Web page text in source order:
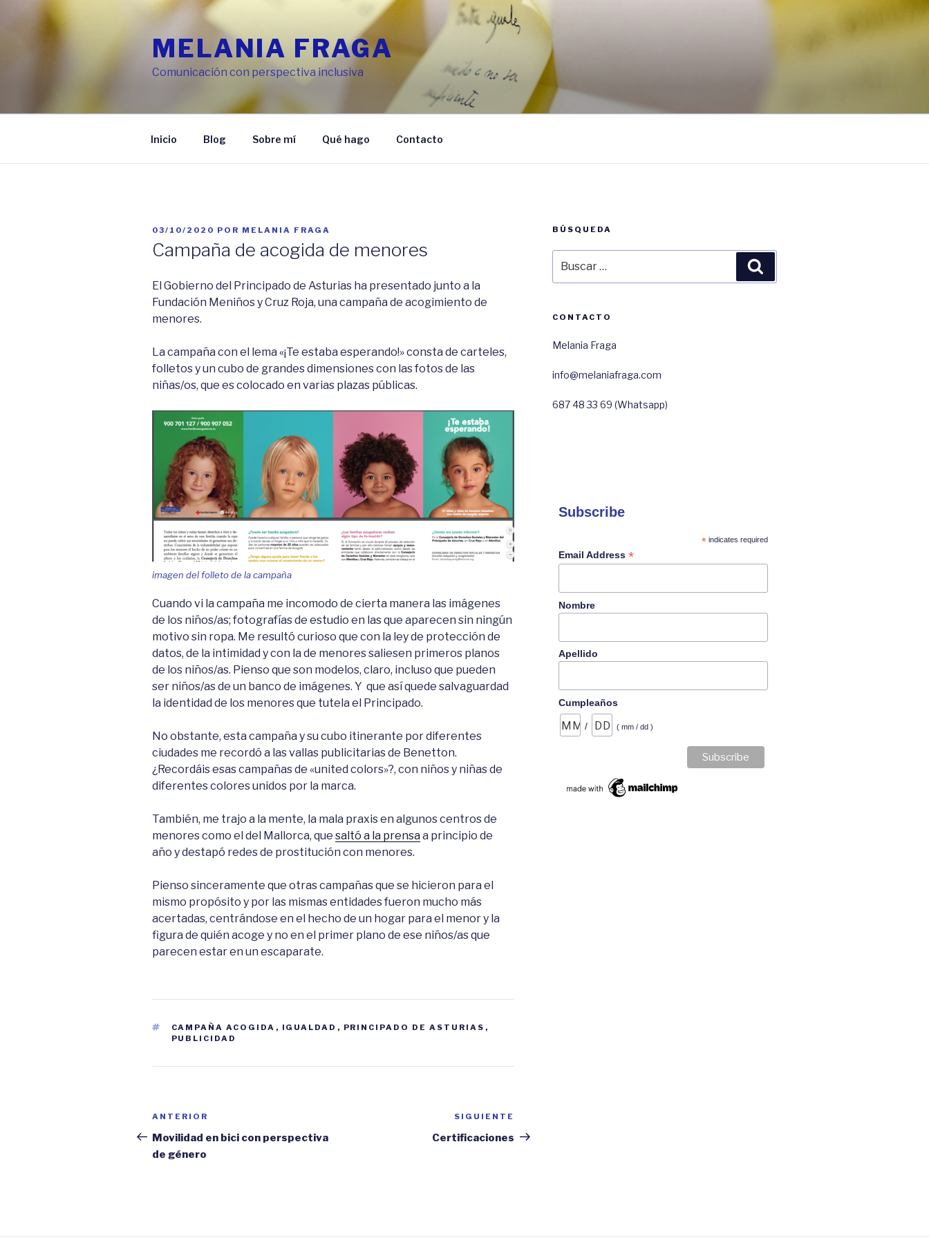
MELANIA FRAGA
Comunicación con perspectiva inclusiva
Inicio Blog Sobre mí Qué hago Contacto
PUBLICADO
03/10/2020 POR MELANIA FRAGA
Campaña de acogida de menores
El Gobierno del Principado de Asturias ha presentado junto a la
Fundación Meniños y Cruz Roja, una campaña de acogimiento de
menores.
La campaña con el lema «¡Te estaba esperando!» consta de carteles,
folletos y un cubo de grandes dimensiones con las fotos de las
niñas/os, que es colocado en varias plazas públicas.
imagen del folleto de la campaña
Cuando vi la campaña me incomodo de cierta manera las imágenes
de los niños/as; fotografías de estudio en las que aparecen sin ningún
motivo sin ropa. Me resultó curioso que con la ley de protección de
datos, de la intimidad y con la de menores saliesen primeros planos
de los niños/as. Pienso que son modelos, claro, incluso que pueden
ser niños/as de un banco de imágenes. Y que así quede salvaguardad
la identidad de los menores que tutela el Principado.
No obstante, esta campaña y su cubo itinerante por diferentes
ciudades me recordó a las vallas publicitarias de Benetton.
¿Recordáis esas campañas de «united colors»?, con niños y niñas de
diferentes colores unidos por la marca.
También, me trajo a la mente, la mala praxis en algunos centros de
menores como el del Mallorca, que saltó a la prensa a principio de
año y destapó redes de prostitución con menores.
Pienso sinceramente que otras campañas que se hicieron para el
mismo propósito y por las mismas entidades fueron mucho más
acertadas, centrándose en el hecho de un hogar para el menor y la
figura de quién acoge y no en el primer plano de ese niños/as que
parecen estar en un escaparate.
ETIQUETAS
CAMPAÑA ACOGIDA , IGUALDAD , PRINCIPADO DE ASTURIAS ,
PUBLICIDAD
Navegación
de
entradas
Entrada
anterior:
ANTERIOR
Movilidad en bici con perspectiva
de género
entrada
SIGUIENTE
Certificaciones
BÚSQUEDA
por:
CONTACTO
Melania Fraga
info@melaniafraga.com
687 48 33 69 (Whatsapp)
Subscribe
* indicates required
Email Address*
Nombre
Apellido
Cumpleaños
/ ( mm / dd )